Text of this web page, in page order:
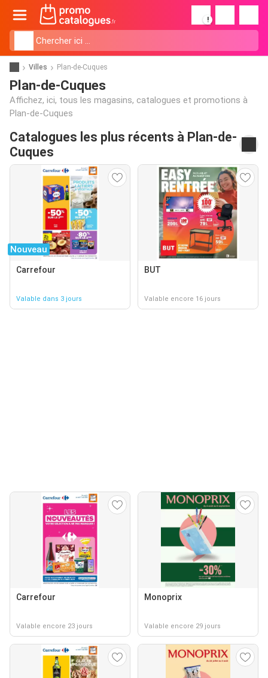
!
Villes Plan-de-Cuques
Plan-de-Cuques
Affichez, ici, tous les magasins, catalogues et promotions à
Plan-de-Cuques
Catalogues les plus récents à Plan-de-
Cuques
Nouveau
Carrefour
Valable dans 3 jours
BUT
Valable encore 16 jours
Carrefour
Valable encore 23 jours
Monoprix
Valable encore 29 jours